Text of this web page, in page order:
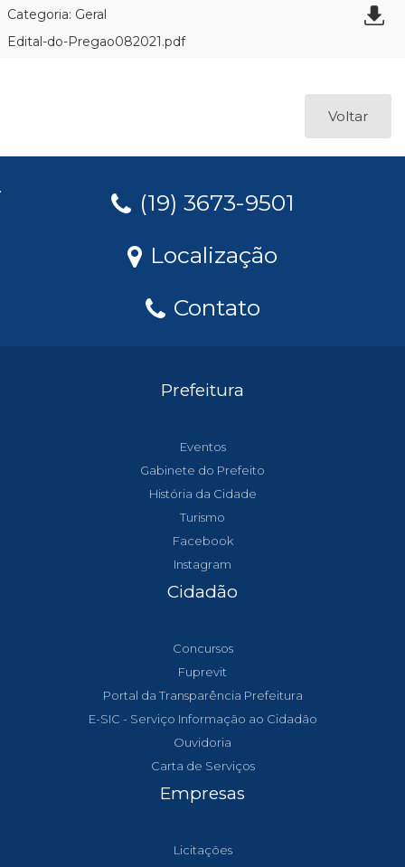
Categoria: Geral
Edital-do-Pregao082021.pdf
Voltar
(19) 3673-9501
Localização
Contato
Prefeitura
Eventos
Gabinete do Prefeito
História da Cidade
Turismo
Facebook
Instagram
Cidadão
Concursos
Fuprevit
Portal da Transparência Prefeitura
E-SIC - Serviço Informação ao Cidadão
Ouvidoria
Carta de Serviços
Empresas
Licitações